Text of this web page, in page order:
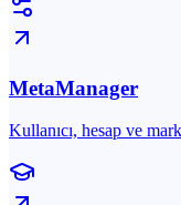
MetaManager
Kullanıcı, hesap ve